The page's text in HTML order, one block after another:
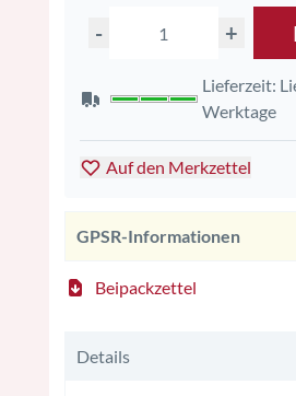
- +
Lieferzeit:
Werktage
Auf den Merkzettel
GPSR-Informationen
Beipackzettel
Details